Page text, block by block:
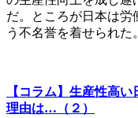
だ。ところが日本は労
う不名誉を着せられた
【コラム】生産性高
理由は…（２）